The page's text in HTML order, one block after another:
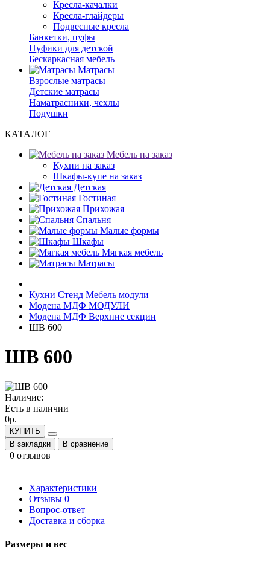
Кресла-качалки
Кресла-глайдеры
Подвесные кресла
Банкетки, пуфы
Пуфики для детской
Бескаркасная мебель
Матрасы
Взрослые матрасы
Детские матрасы
Наматрасники, чехлы
Подушки
КАТАЛОГ
Мебель на заказ
Кухни на заказ
Шкафы-купе на заказ
Детская
Гостиная
Прихожая
Спальня
Малые формы
Шкафы
Мягкая мебель
Матрасы
Кухни Стенд Мебель модули
Модена МДФ МОДУЛИ
Модена МДФ Верхние секции
ШВ 600
ШВ 600
Наличие:
Есть в наличии
0р.
КУПИТЬ
В закладки
В сравнение
0 отзывов
Характеристики
Отзывы 0
Вопрос-ответ
Доставка и сборка
Размеры и вес